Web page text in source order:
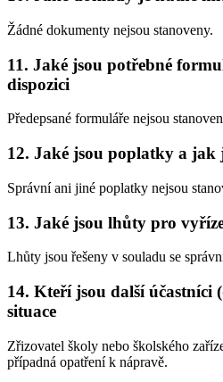
Žádné dokumenty nejsou stanoveny.
11. Jaké jsou potřebné
dispozici
Předepsané formuláře nejsou
12. Jaké jsou poplatky a jak
Správní ani jiné poplatky nejsou
13. Jaké jsou lhůty pro
Lhůty jsou řešeny v souladu se
14. Kteří jsou další účastníci
situace
Zřizovatel školy nebo školského
případná opatření k nápravě.